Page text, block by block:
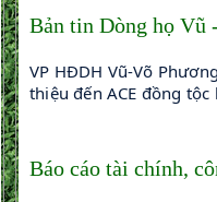
Bản tin Dòng họ Vũ
VP HĐDH Vũ-Võ
thiệu đến ACE đồng
Báo cáo tài chính,